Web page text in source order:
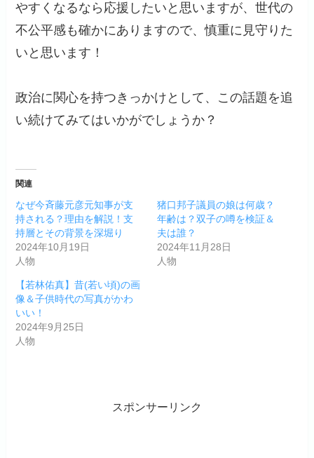
やすくなるなら応援したいと思いますが、世代の
不公平感も確かにありますので、慎重に見守りた
いと思います！
政治に関心を持つきっかけとして、この話題を追
い続けてみてはいかがでしょうか？
関連
なぜ今斉藤元彦元知事が支
持される？理由を解説！支
持層とその背景を深堀り
2024年10月19日
人物
猪口邦子議員の娘は何歳？
年齢は？双子の噂を検証＆
夫は誰？
2024年11月28日
人物
【若林佑真】昔(若い頃)の画
像＆子供時代の写真がかわ
いい！
2024年9月25日
人物
スポンサーリンク